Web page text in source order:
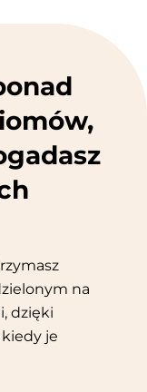
na
dzięki
je